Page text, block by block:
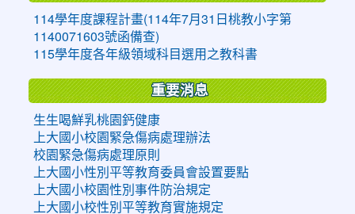
114學年度課程計畫(114年7月31日桃教小字第
1140071603號函備查)
115學年度各年級領域科目選用之教科書
重要消息
生生喝鮮乳桃園鈣健康
上大國小校園緊急傷病處理辦法
校園緊急傷病處理原則
上大國小性別平等教育委員會設置要點
上大國小校園性別事件防治規定
上大國小校性別平等教育實施規定